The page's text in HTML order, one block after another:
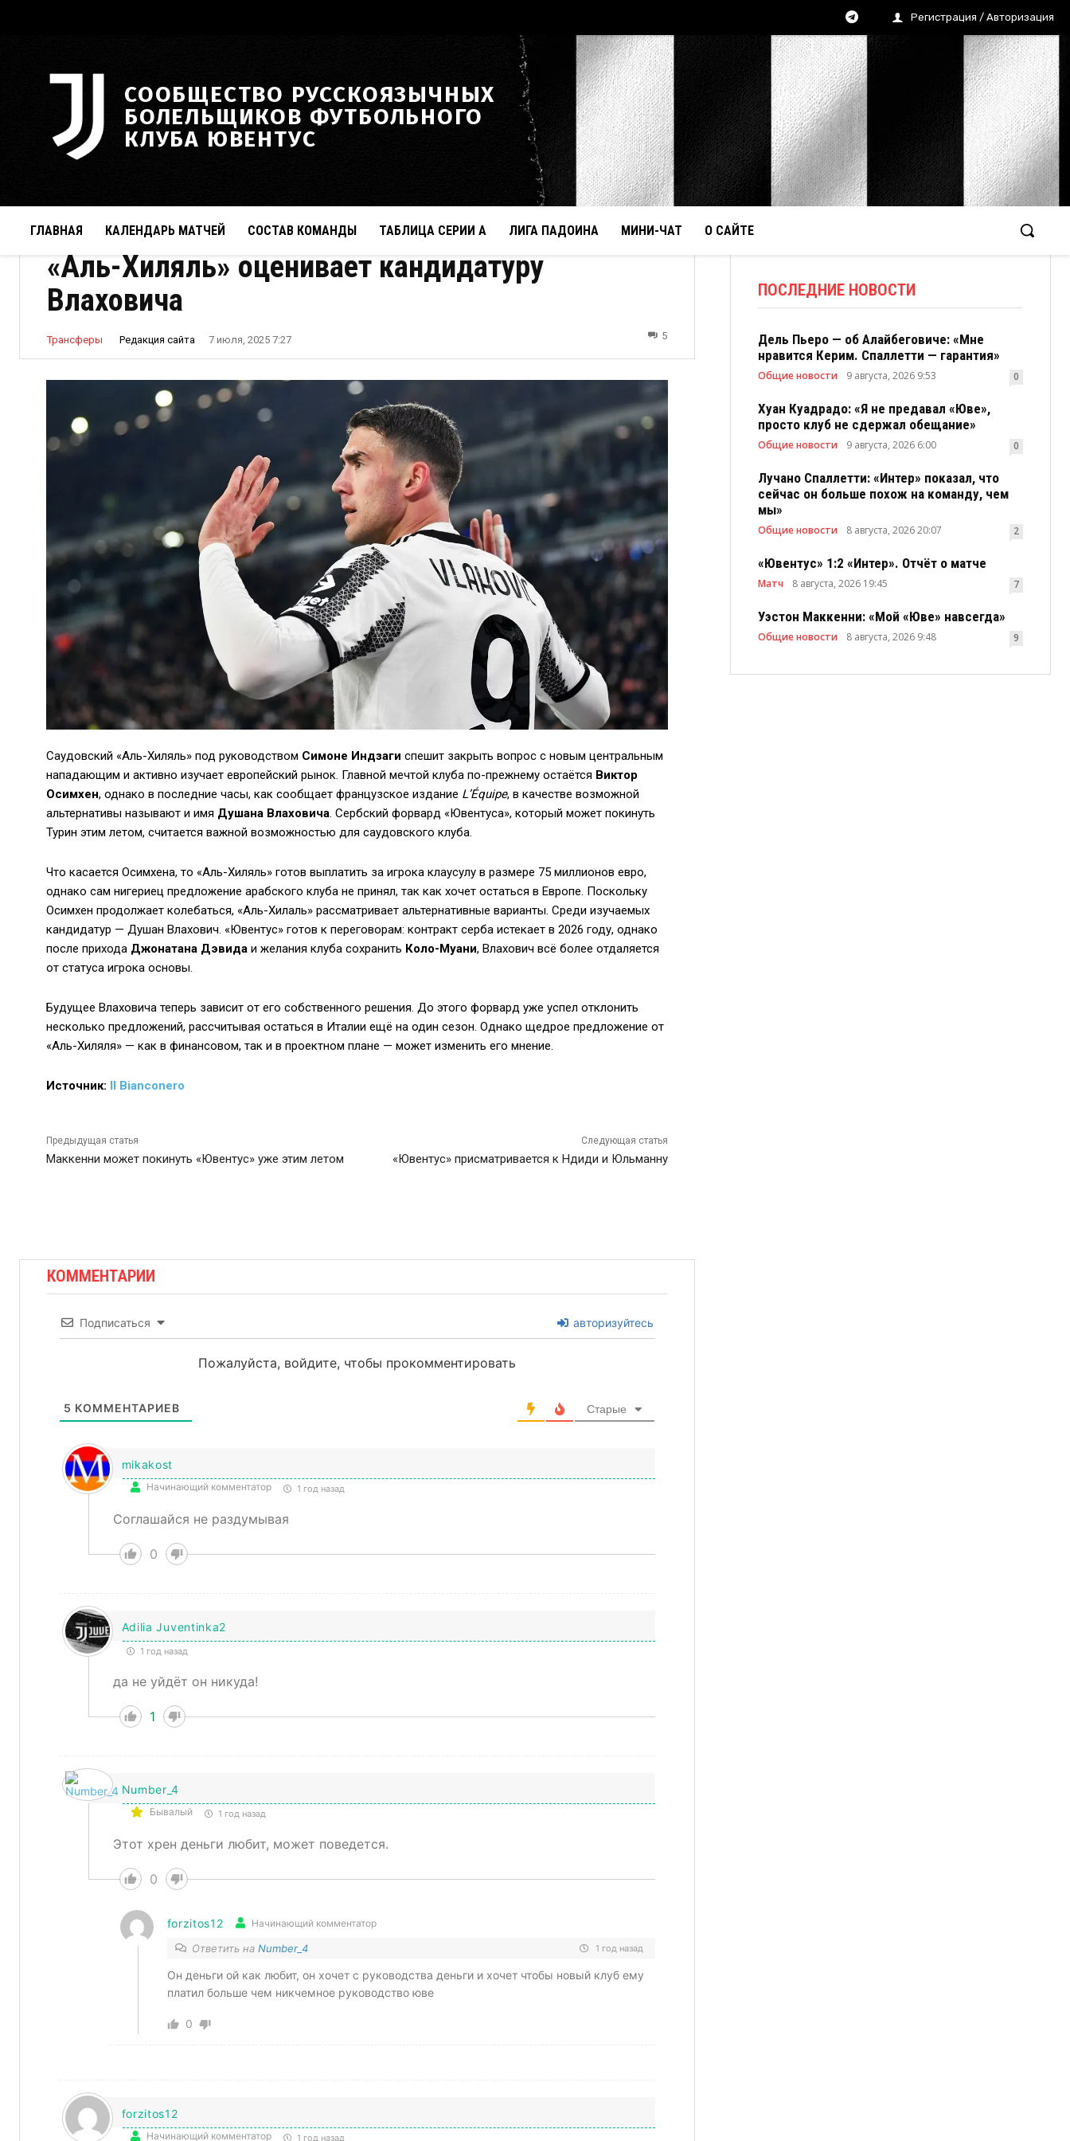
Регистрация / Авторизация
СООБЩЕСТВО РУССКОЯЗЫЧНЫХ
БОЛЕЛЬЩИКОВ ФУТБОЛЬНОГО
КЛУБА ЮВЕНТУС
ГЛАВНАЯ КАЛЕНДАРЬ МАТЧЕЙ СОСТАВ КОМАНДЫ ТАБЛИЦА СЕРИИ А ЛИГА ПАДОИНА МИНИ-ЧАТ О САЙТЕ
«Аль-Хиляль» оценивает кандидатуру
Влаховича
Трансферы Редакция сайта 7 июля, 2025 7:27 5
Саудовский «Аль-Хиляль» под руководством Симоне Индзаги спешит закрыть вопрос с новым центральным
нападающим и активно изучает европейский рынок. Главной мечтой клуба по-прежнему остаётся Виктор
Осимхен, однако в последние часы, как сообщает французское издание L’Équipe, в качестве возможной
альтернативы называют и имя Душана Влаховича. Сербский форвард «Ювентуса», который может покинуть
Турин этим летом, считается важной возможностью для саудовского клуба.
Что касается Осимхена, то «Аль-Хиляль» готов выплатить за игрока клаусулу в размере 75 миллионов евро,
однако сам нигериец предложение арабского клуба не принял, так как хочет остаться в Европе. Поскольку
Осимхен продолжает колебаться, «Аль-Хилаль» рассматривает альтернативные варианты. Среди изучаемых
кандидатур — Душан Влахович. «Ювентус» готов к переговорам: контракт серба истекает в 2026 году, однако
после прихода Джонатана Дэвида и желания клуба сохранить Коло-Муани, Влахович всё более отдаляется
от статуса игрока основы.
Будущее Влаховича теперь зависит от его собственного решения. До этого форвард уже успел отклонить
несколько предложений, рассчитывая остаться в Италии ещё на один сезон. Однако щедрое предложение от
«Аль-Хиляля» — как в финансовом, так и в проектном плане — может изменить его мнение.
Источник: Il Bianconero
Предыдущая статья
Маккенни может покинуть «Ювентус» уже этим летом
Следующая статья
«Ювентус» присматривается к Ндиди и Юльманну
КОММЕНТАРИИ
Подписаться авторизуйтесь
Пожалуйста, войдите, чтобы прокомментировать
5 КОММЕНТАРИЕВ Старые
mikakost
Начинающий комментатор 1 год назад
Соглашайся не раздумывая
0
Adilia Juventinka2
1 год назад
да не уйдёт он никуда!
1
Number_4
Бывалый 1 год назад
Этот хрен деньги любит, может поведется.
0
forzitos12 Начинающий комментатор
Ответить на Number_4 1 год назад
Он деньги ой как любит, он хочет с руководства деньги и хочет чтобы новый клуб ему
платил больше чем никчемное руководство юве
0
forzitos12
Начинающий комментатор 1 год назад
ПОСЛЕДНИЕ НОВОСТИ
Дель Пьеро — об Алайбеговиче: «Мне
нравится Керим. Спаллетти — гарантия»
Общие новости 9 августа, 2026 9:53 0
Хуан Куадрадо: «Я не предавал «Юве»,
просто клуб не сдержал обещание»
Общие новости 9 августа, 2026 6:00 0
Лучано Спаллетти: «Интер» показал, что
сейчас он больше похож на команду, чем
мы»
Общие новости 8 августа, 2026 20:07 2
«Ювентус» 1:2 «Интер». Отчёт о матче
Матч 8 августа, 2026 19:45 7
Уэстон Маккенни: «Мой «Юве» навсегда»
Общие новости 8 августа, 2026 9:48 9